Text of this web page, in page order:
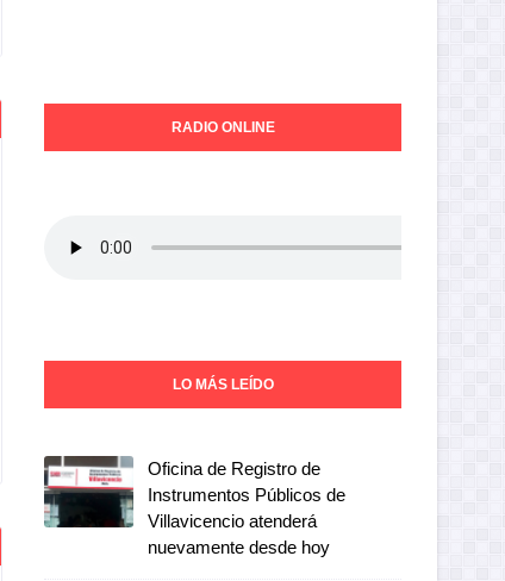
RADIO ONLINE
LO MÁS LEÍDO
Oficina de Registro de
Instrumentos Públicos de
Villavicencio atenderá
nuevamente desde hoy